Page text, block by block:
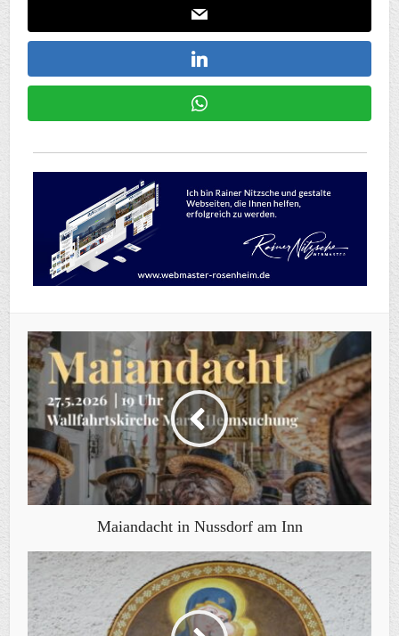
Maiandacht in Nussdorf am Inn